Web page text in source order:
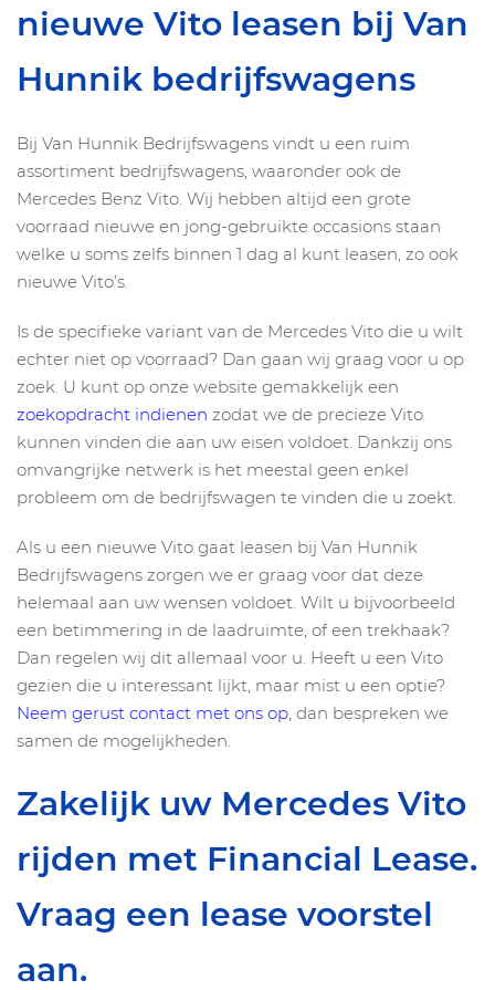
nieuwe Vito leasen bij Van
Hunnik bedrijfswagens
Bij Van Hunnik Bedrijfswagens vindt u een ruim
assortiment bedrijfswagens, waaronder ook de
Mercedes Benz Vito. Wij hebben altijd een grote
voorraad nieuwe en jong-gebruikte occasions staan
welke u soms zelfs binnen 1 dag al kunt leasen, zo ook
nieuwe Vito’s.
Is de specifieke variant van de Mercedes Vito die u wilt
echter niet op voorraad? Dan gaan wij graag voor u op
zoek. U kunt op onze website gemakkelijk een
zoekopdracht indienen zodat we de precieze Vito
kunnen vinden die aan uw eisen voldoet. Dankzij ons
omvangrijke netwerk is het meestal geen enkel
probleem om de bedrijfswagen te vinden die u zoekt.
Als u een nieuwe Vito gaat leasen bij Van Hunnik
Bedrijfswagens zorgen we er graag voor dat deze
helemaal aan uw wensen voldoet. Wilt u bijvoorbeeld
een betimmering in de laadruimte, of een trekhaak?
Dan regelen wij dit allemaal voor u. Heeft u een Vito
gezien die u interessant lijkt, maar mist u een optie?
Neem gerust contact met ons op, dan bespreken we
samen de mogelijkheden.
Zakelijk uw Mercedes Vito
rijden met Financial Lease.
Vraag een lease voorstel
aan.